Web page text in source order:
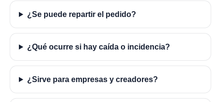
¿Se puede repartir el pedido?
¿Qué ocurre si hay caída o incidencia?
¿Sirve para empresas y creadores?